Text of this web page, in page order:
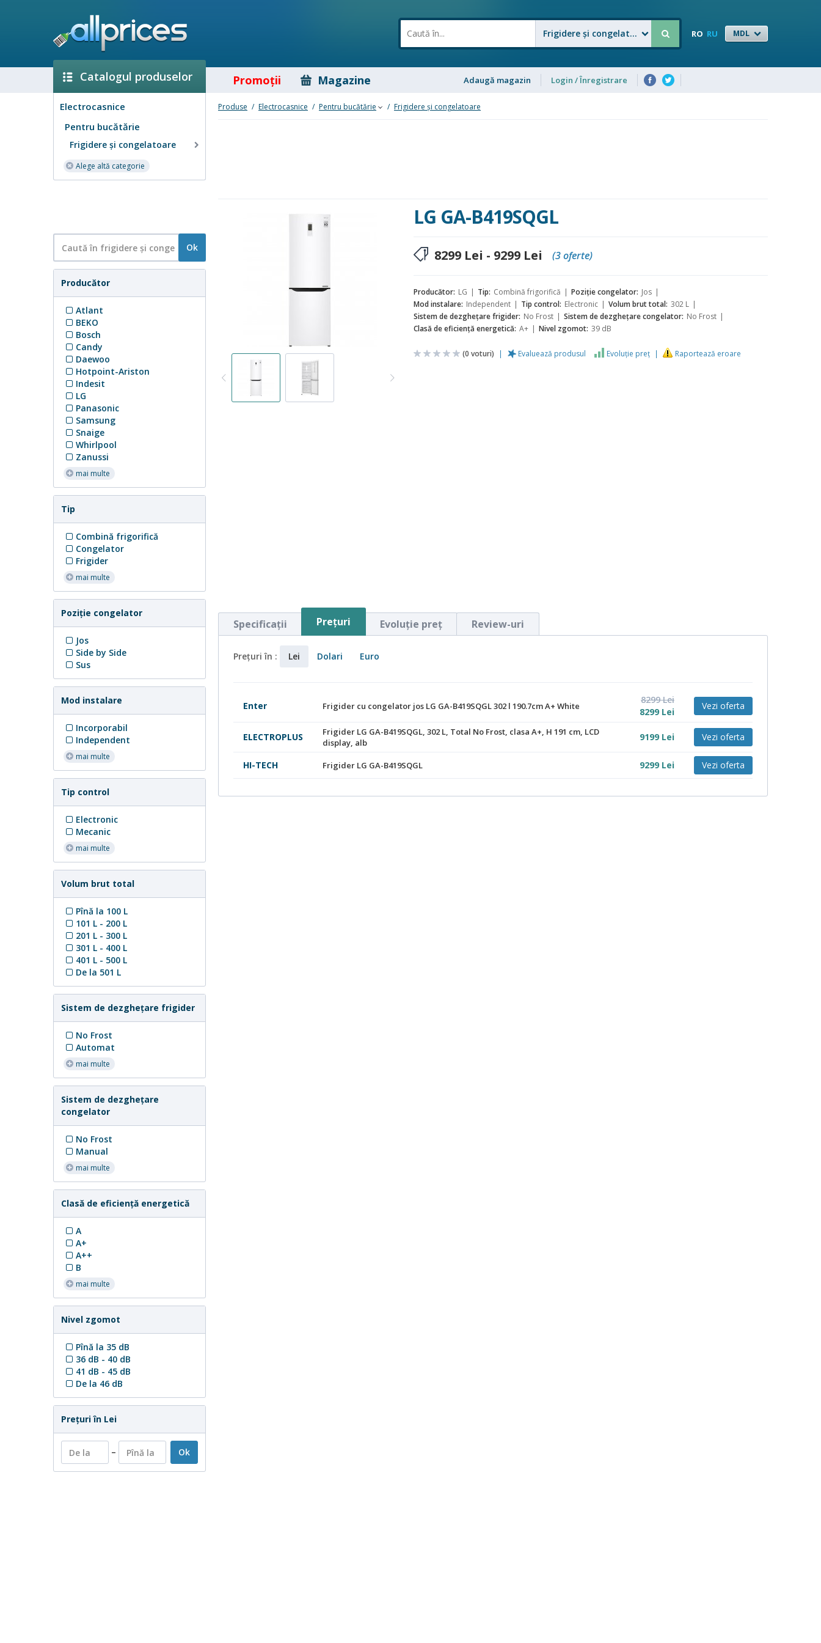
Frigidere şi congelatoare RO RU MDL
Catalogul produselor Promoţii Magazine Adaugă magazin Login / Înregistrare
Electrocasnice
Pentru bucătărie
Frigidere şi congelatoare
Alege altă categorie
Ok
Producător
Atlant
BEKO
Bosch
Candy
Daewoo
Hotpoint-Ariston
Indesit
LG
Panasonic
Samsung
Snaige
Whirlpool
Zanussi
mai multe
Tip
Combină frigorifică
Congelator
Frigider
mai multe
Poziție congelator
Jos
Side by Side
Sus
Mod instalare
Incorporabil
Independent
mai multe
Tip control
Electronic
Mecanic
mai multe
Volum brut total
Pînă la 100 L
101 L - 200 L
201 L - 300 L
301 L - 400 L
401 L - 500 L
De la 501 L
Sistem de dezgheţare frigider
No Frost
Automat
mai multe
Sistem de dezgheţare
congelator
No Frost
Manual
mai multe
Clasă de eficiență energetică
A
A+
A++
B
mai multe
Nivel zgomot
Pînă la 35 dB
36 dB - 40 dB
41 dB - 45 dB
De la 46 dB
Preţuri în Lei
– Ok
Produse / Electrocasnice / Pentru bucătărie / Frigidere şi congelatoare
LG GA-B419SQGL
8299 Lei - 9299 Lei (3 oferte)
Producător: LG Tip: Combină frigorifică Poziție congelator: Jos
Mod instalare: Independent Tip control: Electronic Volum brut total: 302 L
Sistem de dezgheţare frigider: No Frost Sistem de dezgheţare congelator: No Frost
Clasă de eficiență energetică: A+ Nivel zgomot: 39 dB
(0 voturi) Evaluează produsul Evoluţie preţ Raportează eroare
Specificaţii Preţuri Evoluţie preţ Review-uri
Preţuri în : Lei Dolari Euro
Enter Frigider cu congelator jos LG GA-B419SQGL 302 l 190.7cm A+ White
8299 Lei
8299 Lei
Vezi oferta
ELECTROPLUS
Frigider LG GA-B419SQGL, 302 L, Total No Frost, clasa A+, H 191 cm, LCD
display, alb
9199 Lei Vezi oferta
HI-TECH Frigider LG GA-B419SQGL 9299 Lei Vezi oferta